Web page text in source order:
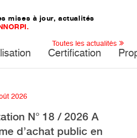
mises à jour, actualités
Toutes les actualités
Certification
2026
N° 18 / 2026 A
d’achat public en